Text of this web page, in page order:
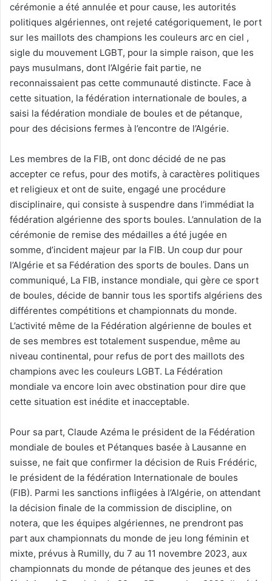
cérémonie a été annulée et pour cause, les autorités
politiques algériennes, ont rejeté catégoriquement, le port
sur les maillots des champions les couleurs arc en ciel ,
sigle du mouvement LGBT, pour la simple raison, que les
pays musulmans, dont l’Algérie fait partie, ne
reconnaissaient pas cette communauté distincte. Face à
cette situation, la fédération internationale de boules, a
saisi la fédération mondiale de boules et de pétanque,
pour des décisions fermes à l’encontre de l’Algérie.
Les membres de la FIB, ont donc décidé de ne pas
accepter ce refus, pour des motifs, à caractères politiques
et religieux et ont de suite, engagé une procédure
disciplinaire, qui consiste à suspendre dans l’immédiat la
fédération algérienne des sports boules. L’annulation de la
cérémonie de remise des médailles a été jugée en
somme, d’incident majeur par la FIB. Un coup dur pour
l’Algérie et sa Fédération des sports de boules. Dans un
communiqué, La FIB, instance mondiale, qui gère ce sport
de boules, décide de bannir tous les sportifs algériens des
différentes compétitions et championnats du monde.
L’activité même de la Fédération algérienne de boules et
de ses membres est totalement suspendue, même au
niveau continental, pour refus de port des maillots des
champions avec les couleurs LGBT. La Fédération
mondiale va encore loin avec obstination pour dire que
cette situation est inédite et inacceptable.
Pour sa part, Claude Azéma le président de la Fédération
mondiale de boules et Pétanques basée à Lausanne en
suisse, ne fait que confirmer la décision de Ruis Frédéric,
le président de la fédération Internationale de boules
(FIB). Parmi les sanctions infligées à l’Algérie, on attendant
la décision finale de la commission de discipline, on
notera, que les équipes algériennes, ne prendront pas
part aux championnats du monde de jeu long féminin et
mixte, prévus à Rumilly, du 7 au 11 novembre 2023, aux
championnats du monde de pétanque des jeunes et des